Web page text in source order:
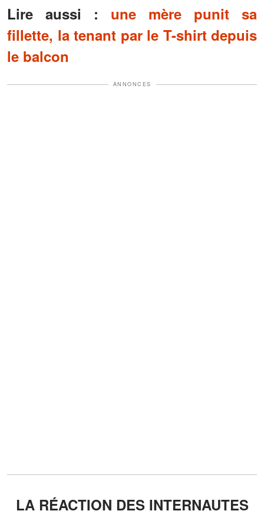
Lire aussi : une mère punit sa
fillette, la tenant par le T-shirt depuis
le balcon
ANNONCES
LA RÉACTION DES INTERNAUTES